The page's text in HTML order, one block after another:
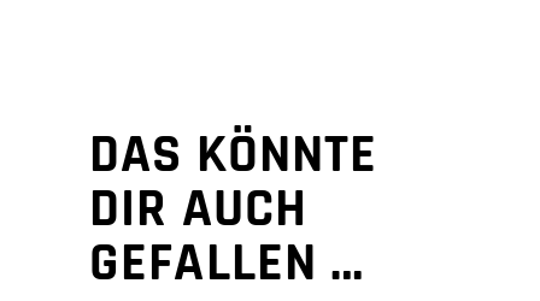
DAS KÖNNTE
DIR AUCH
GEFALLEN …